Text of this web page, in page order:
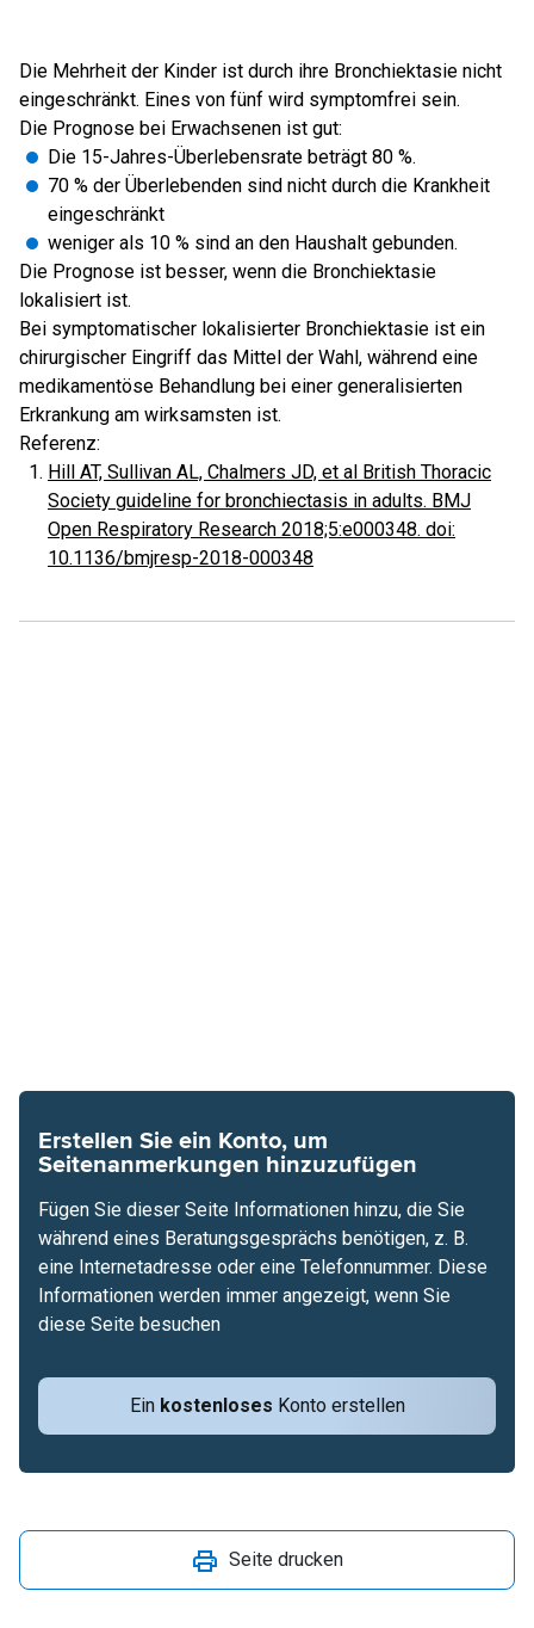
Die Mehrheit der Kinder ist durch ihre Bronchiektasie nicht
eingeschränkt. Eines von fünf wird symptomfrei sein.
Die Prognose bei Erwachsenen ist gut:
Die 15-Jahres-Überlebensrate beträgt 80 %.
70 % der Überlebenden sind nicht durch die Krankheit
eingeschränkt
weniger als 10 % sind an den Haushalt gebunden.
Die Prognose ist besser, wenn die Bronchiektasie
lokalisiert ist.
Bei symptomatischer lokalisierter Bronchiektasie ist ein
chirurgischer Eingriff das Mittel der Wahl, während eine
medikamentöse Behandlung bei einer generalisierten
Erkrankung am wirksamsten ist.
Referenz:
Hill AT, Sullivan AL, Chalmers JD, et al British Thoracic
Society guideline for bronchiectasis in adults. BMJ
Open Respiratory Research 2018;5:e000348. doi:
10.1136/bmjresp-2018-000348
Erstellen Sie ein Konto, um
Seitenanmerkungen hinzuzufügen
Ein kostenloses Konto erstellen
Fügen Sie dieser Seite Informationen hinzu, die Sie
während eines Beratungsgesprächs benötigen, z. B.
eine Internetadresse oder eine Telefonnummer. Diese
Informationen werden immer angezeigt, wenn Sie
diese Seite besuchen
Seite drucken